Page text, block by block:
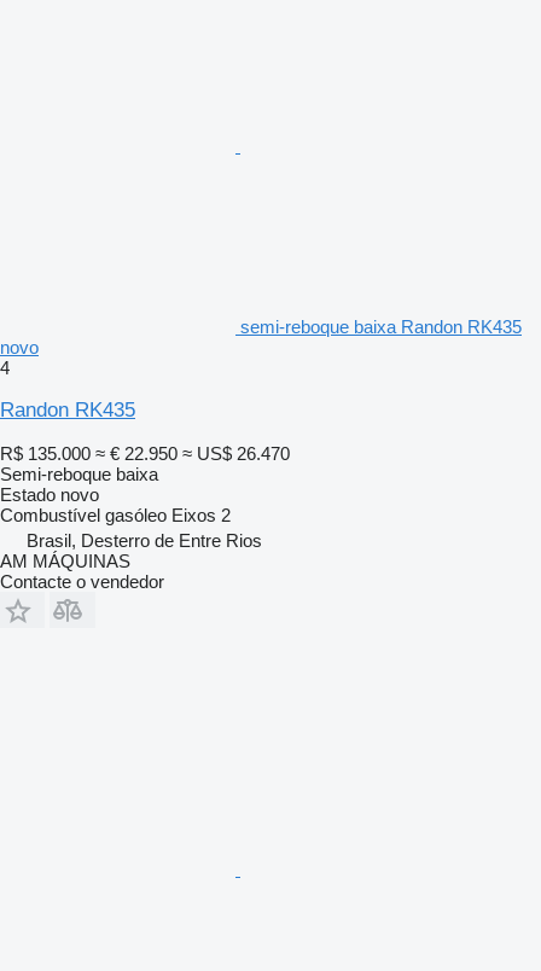
semi-reboque baixa Randon RK435
novo
4
Randon RK435
R$ 135.000 ≈ € 22.950 ≈ US$ 26.470
Semi-reboque baixa
Estado novo
Combustível gasóleo Eixos 2
Brasil, Desterro de Entre Rios
AM MÁQUINAS
Contacte o vendedor